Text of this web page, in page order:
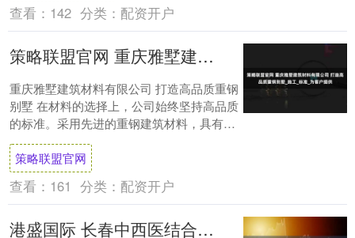
查看： 142 分类： 配资开户
策略联盟官网 重庆雅墅建筑材料有限公司 打造高品质重钢别墅_施工_标准_为客户提供
重庆雅墅建筑材料有限公司 打造高品质重钢
别墅 在材料的选择上，公司始终坚持高品质
的标准。采用先进的重钢建筑材料，具有强
度高、重量轻、抗震性能好、环保节能等诸
多优....
策略联盟官网
查看： 161 分类： 配资开户
港盛国际 长春中西医结合医院男性病医学研究所讲解：性能力下降的症状，很容易被忽视，看看有你吗？_生活_射精_身体